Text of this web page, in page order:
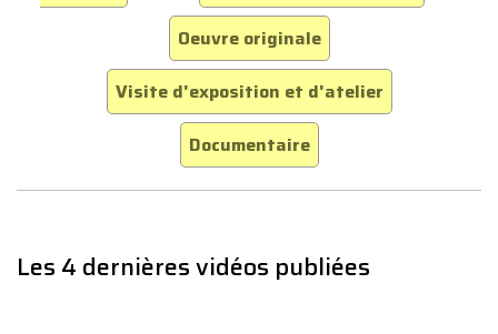
Oeuvre originale
Visite d'exposition et d'atelier
Documentaire
Les 4 dernières vidéos publiées